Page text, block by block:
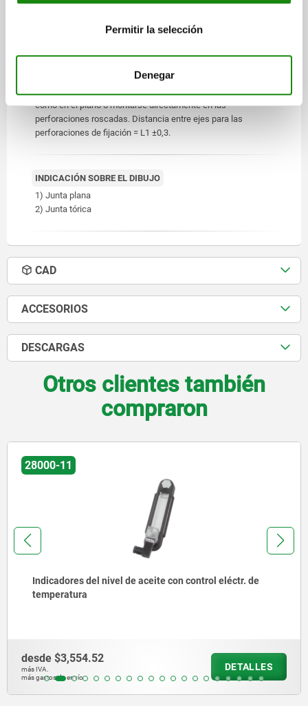
Permitir la selección
Denegar
Tornillo y tuerca hexagonal cincados.
Los indicadores del nivel de aceite se pueden representar
como en el plano o montarse directamente en las
perforaciones roscadas. Distancia entre ejes para las
perforaciones de fijación = L1 ±0,3.
INDICACIÓN SOBRE EL DIBUJO
1) Junta plana
2) Junta tórica
CAD
ACCESORIOS
DESCARGAS
Otros clientes también
compraron
con control eléctr. de Indicadores del nivel
desde
más gastos de envío